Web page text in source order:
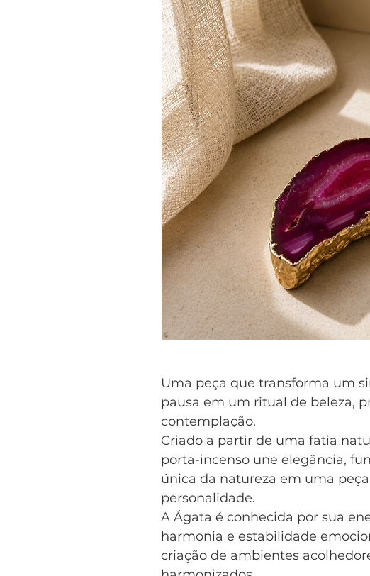
Uma peça que transforma um
pausa em um ritual de beleza,
contemplação.
Criado a partir de uma fatia
porta-incenso une elegância,
única da natureza em uma
personalidade.
A Ágata é conhecida por sua
harmonia e estabilidade
criação de ambientes